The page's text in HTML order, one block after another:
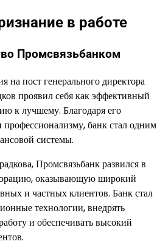
в работе
Промсвязьбанком
на пост генерального директора
проявил себя как эффективный
к лучшему. Благодаря его
банк стал одним
системы.
Промсвязьбанк развился в
оказывающую широкий
и частных клиентов. Банк стал
технологии, внедрять
и обеспечивать высокий